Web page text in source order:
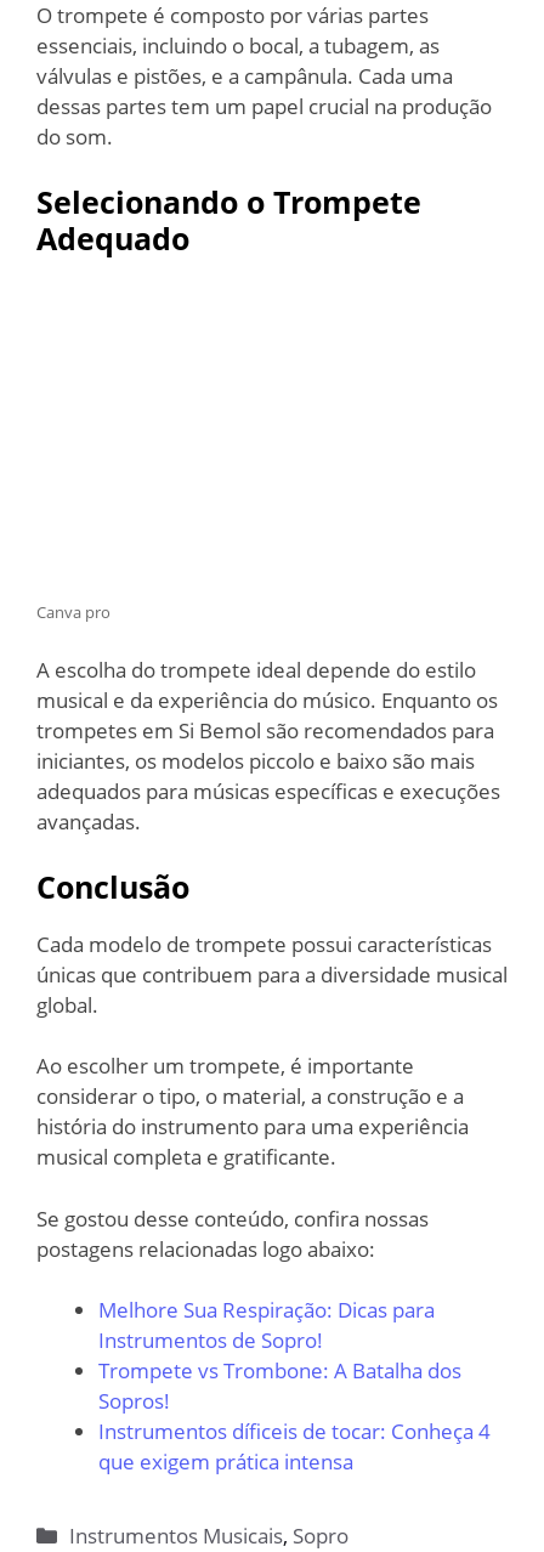
O trompete é composto por várias partes
essenciais, incluindo o bocal, a tubagem, as
válvulas e pistões, e a campânula. Cada uma
dessas partes tem um papel crucial na produção
do som.
Selecionando o Trompete
Adequado
Canva pro
A escolha do trompete ideal depende do estilo
musical e da experiência do músico. Enquanto os
trompetes em Si Bemol são recomendados para
iniciantes, os modelos piccolo e baixo são mais
adequados para músicas específicas e execuções
avançadas.
Conclusão
Cada modelo de trompete possui características
únicas que contribuem para a diversidade musical
global.
Ao escolher um trompete, é importante
considerar o tipo, o material, a construção e a
história do instrumento para uma experiência
musical completa e gratificante.
Se gostou desse conteúdo, confira nossas
postagens relacionadas logo abaixo:
Melhore Sua Respiração: Dicas para
Instrumentos de Sopro!
Trompete vs Trombone: A Batalha dos
Sopros!
Instrumentos díficeis de tocar: Conheça 4
que exigem prática intensa
Categorias
Instrumentos Musicais, Sopro